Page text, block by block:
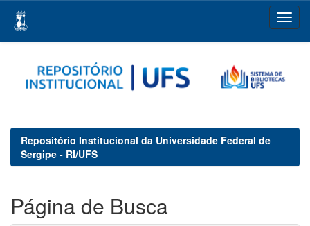
navigation
Repositório Institucional da Universidade Federal de
Sergipe - RI/UFS
Página de Busca